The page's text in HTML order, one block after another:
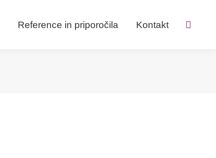
Reference in priporočila Kontakt Search: